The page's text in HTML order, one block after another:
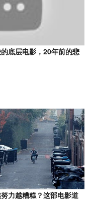
的底层电影，20年前的悲
力越糟糕？这部电影道